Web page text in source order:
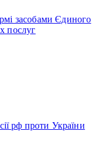
засобами Єдиного
послуг
рф проти України